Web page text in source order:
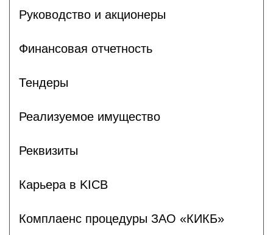
Руководство и акционеры
Финансовая отчетность
Тендеры
Реализуемое имущество
Реквизиты
Карьера в KICB
Комплаенс процедуры ЗАО «КИКБ»